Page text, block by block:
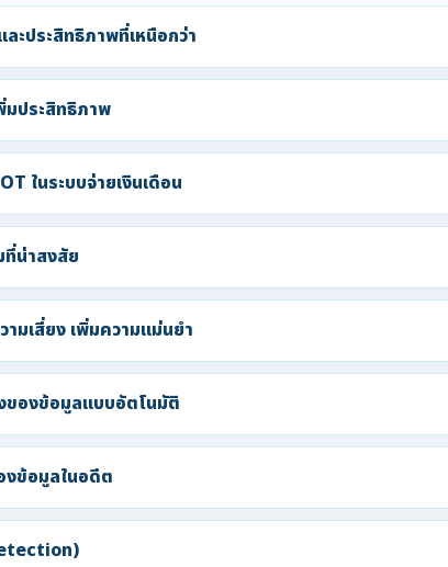
ะประสิทธิภาพที่เหนือกว่า
ประสิทธิภาพ
ในระบบจ่ายเงินเดือน
น่าสงสัย
เสี่ยง เพิ่มความแม่นยำ
ของข้อมูลแบบอัตโนมัติ
ข้อมูลในอดีต